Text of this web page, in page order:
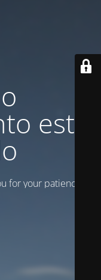
está
for your patience!